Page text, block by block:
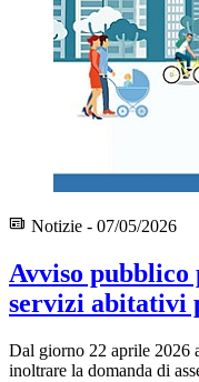
Notizie - 07/05/2026
Avviso pubblico
servizi abitativi
Dal giorno 22 aprile 2026
inoltrare la domanda di